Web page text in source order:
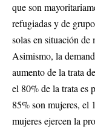
que son
refugiadas y de
solas en situación de
Asimismo, la
aumento de la trata
el 80% de la trata es
85% son mujeres, el
mujeres ejercen la